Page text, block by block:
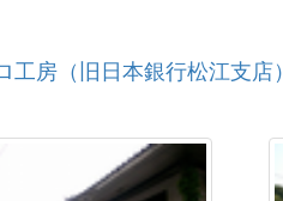
工房（旧日本銀行松江支店